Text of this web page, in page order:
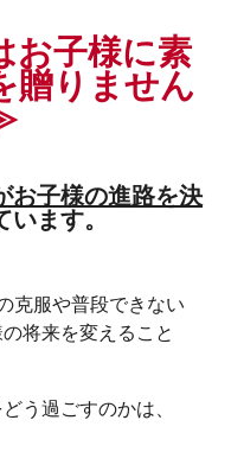
お子様に素
贈りません
お子様の進路を決
います。
克服や普段できない
将来を変えること
う過ごすのかは、